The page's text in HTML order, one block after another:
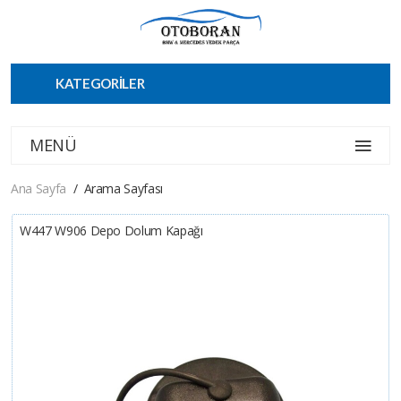
KATEGORİLER
MENÜ
Ana Sayfa Arama Sayfası
W447 W906 Depo Dolum Kapağı